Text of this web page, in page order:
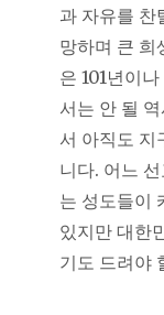
과 자유를 찬
망하며 큰 희
은 101년이
서는 안 될
서 아직도 지
니다. 어느
는 성도들이
있지만 대한
기도 드려야